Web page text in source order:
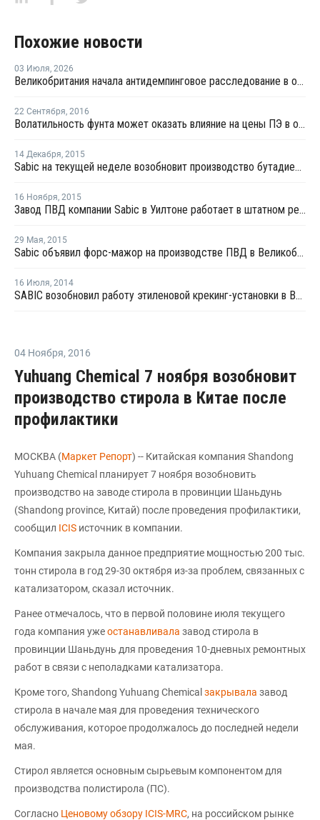
Похожие новости
03 Июля, 2026
Великобритания начала антидемпинговое расследование в отношении импорта ЛПНП из США
22 Сентября, 2016
Волатильность фунта может оказать влияние на цены ПЭ в октябре
14 Декабря, 2015
Sabic на текущей неделе возобновит производство бутадиена в Великобритании
16 Ноября, 2015
Завод ПВД компании Sabic в Уилтоне работает в штатном режиме
29 Мая, 2015
Sabic объявил форс-мажор на производстве ПВД в Великобритании
16 Июля, 2014
SABIC возобновил работу этиленовой крекинг-установки в Великобритании
04 Ноября, 2016
Yuhuang Chemical 7 ноября возобновит
производство стирола в Китае после
профилактики
МОСКВА (Маркет Репорт) -- Китайская компания Shandong
Yuhuang Chemical планирует 7 ноября возобновить
производство на заводе стирола в провинции Шаньдунь
(Shandong province, Китай) после проведения профилактики,
сообщил ICIS источник в компании.
Компания закрыла данное предприятие мощностью 200 тыс.
тонн стирола в год 29-30 октября из-за проблем, связанных с
катализатором, сказал источник.
Ранее отмечалось, что в первой половине июля текущего
года компания ужеостанавливала завод стирола в
провинции Шаньдунь для проведения 10-дневных ремонтных
работ в связи с неполадками катализатора.
Кроме того, Shandong Yuhuang Chemical закрывала завод
стирола в начале мая для проведения технического
обслуживания, которое продолжалось до последней недели
мая.
Стирол является основным сырьевым компонентом для
производства полистирола (ПС).
Согласно Ценовому обзору ICIS-MRC, на российском рынке